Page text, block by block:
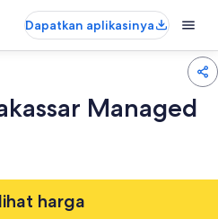
Dapatkan aplikasinya
Managed
harga